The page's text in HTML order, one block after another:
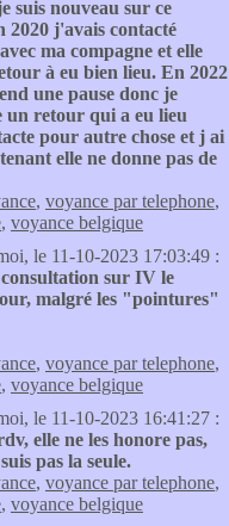
suis nouveau sur ce
j'avais contacté
ma compagne et elle
à eu bien lieu. En 2022
une pause donc je
un retour qui a eu lieu
pour autre chose et j ai
elle ne donne pas de
, voyance par telephone,
, voyance belgique
le 11-10-2023 17:03:49 :
consultation sur IV le
malgré les "pointures"
, voyance par telephone,
, voyance belgique
le 11-10-2023 16:41:27 :
elle ne les honore pas,
pas la seule.
, voyance par telephone,
, voyance belgique